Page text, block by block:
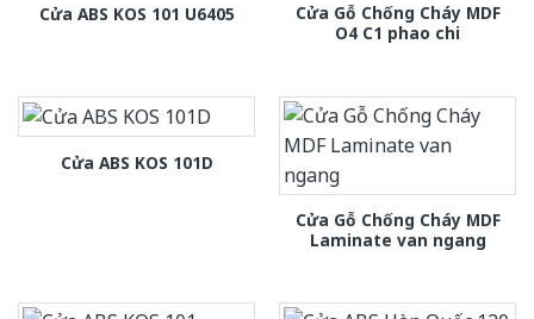
Cửa ABS KOS 101 U6405
Cửa Gỗ Chống Cháy MDF
O4 C1 phao chi
Cửa ABS KOS 101D
Cửa Gỗ Chống Cháy MDF
Laminate van ngang